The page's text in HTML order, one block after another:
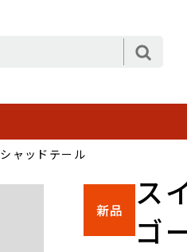
シャッドテール
ス
ゴ